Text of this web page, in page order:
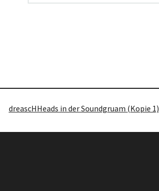
dreascHHeads in der Soundgruam (Kopie 1)